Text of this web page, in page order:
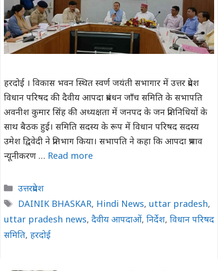
हरदोई । विकास भवन स्थित स्वर्ण जयंती सभागार में उत्तर प्रदेश
विधान परिषद की दैवीय आपदा प्रबंधन जाँच समिति के सभापति
अवनीश कुमार सिंह की अध्यक्षता में जनपद के जन प्रतिनिधियों के
साथ बैठक हुई। समिति सदस्य के रूप में विधान परिषद सदस्य
उमेश द्विवेदी ने प्रतिभाग किया। सभापति ने कहा कि आपदा प्रभाव
न्यूनीकरण … Read more
Categories
उत्तरप्रदेश
Tags
DAINIK BHASKAR, Hindi News, uttar pradesh,
uttar pradesh news, दैवीय आपदाओं, निर्देश, विधान परिषद
समिति, हरदोई